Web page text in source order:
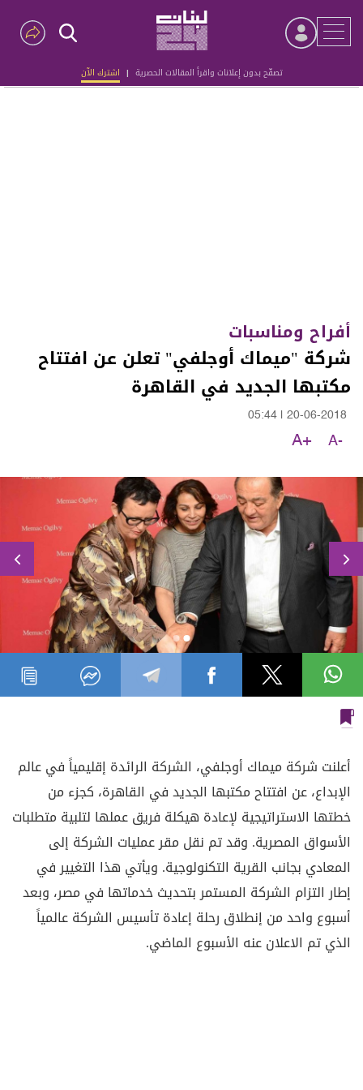
تصفّح بدون إعلانات واقرأ المقالات الحصرية | اشترك الآن
Advertisement
أفراح ومناسبات
شركة "ميماك أوجلفي" تعلن عن افتتاح
مكتبها الجديد في القاهرة
20-06-2018
05:44
A-
A+
أعلنت شركة ميماك أوجلفي، الشركة الرائدة إقليمياً في عالم
الإبداع، عن افتتاح مكتبها الجديد في القاهرة، كجزء من
خطتها الاستراتيجية لإعادة هيكلة فريق عملها لتلبية متطلبات
الأسواق المصرية. وقد تم نقل مقر عمليات الشركة إلى
المعادي بجانب القرية التكنولوجية. ويأتي هذا التغيير في
إطار التزام الشركة المستمر بتحديث خدماتها في مصر، وبعد
أسبوع واحد من إنطلاق رحلة إعادة تأسيس الشركة عالمياً
الذي تم الاعلان عنه الأسبوع الماضي.